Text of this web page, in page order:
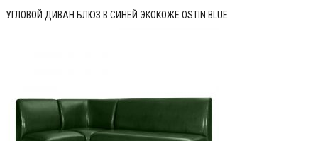
УГЛОВОЙ ДИВАН БЛЮЗ В СИНЕЙ ЭКОКОЖЕ OSTIN BLUE